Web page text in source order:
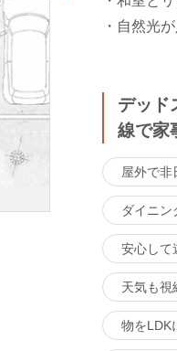
・自然光
デッド
線で家
屋外で非
ダイニン
安心して
天気も視
物をLDK